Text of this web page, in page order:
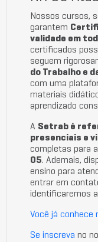
Nossos cursos,
garantem
validade em
certificados
seguem
do Trabalho e
com uma
materiais
aprendizado
A Setrab é
presenciais e
completas para
05. Ademais,
ensino para
entrar em
identificaremos
Você já conhece
Se inscreva no